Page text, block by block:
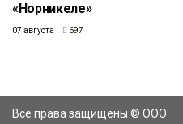
«Норникеле»
07 августа 697
Все права защищены © ООО